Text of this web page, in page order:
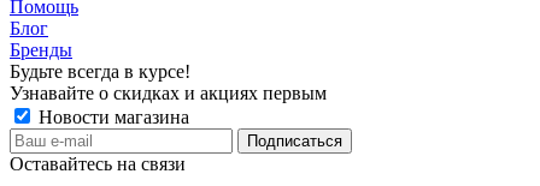
Помощь
Блог
Бренды
Будьте всегда в курсе!
Узнавайте о скидках и акциях первым
Новости магазина
Оставайтесь на связи